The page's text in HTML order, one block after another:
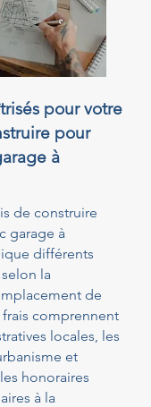
pour votre
pour
à
de construire
garage à
différents
la
de
comprennent
locales, les
et
honoraires
à la